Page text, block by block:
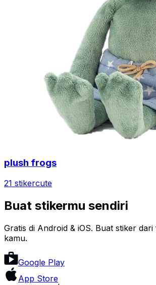
plush frogs
21 stikercute
Buat stikermu sendiri
Gratis di Android & iOS. Buat stiker
kamu.
Google Play
App Store